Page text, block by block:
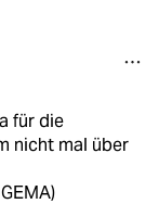
für die
nicht mal über